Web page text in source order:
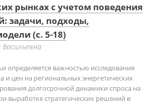
рынках с учетом поведения
задачи, подходы,
(с. 5-18)
Васильевна
определяется важностью исследования
и цен на региональных энергетических
долгосрочной динамики спроса на
выработке стратегических решений в